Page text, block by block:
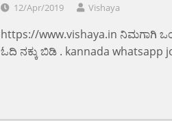
12/Apr/2019 Vishaya
https://www.vishaya.in ನಿಮಗಾಗಿ
ಓದಿ ನಕ್ಕು ಬಿಡಿ . kannada whatsapp